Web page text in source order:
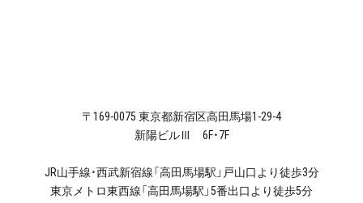
〒169-0075 東京都新宿区高田馬場1-29-4
新陽ビルⅢ 6F・7F
JR山手線・西武新宿線「高田馬場駅」戸山口より徒歩3分
東京メトロ東西線「高田馬場駅」5番出口より徒歩5分